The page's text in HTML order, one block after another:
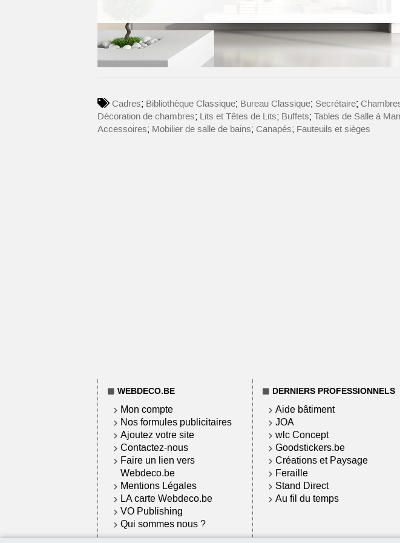
Cadres; Bibliothèque Classique; Bureau Classique; Secrétaire;
Décoration de chambres; Lits et Têtes de Lits; Buffets;Tables de Salle à
Accessoires; Mobilier de salle de bains;Canapés; Fauteuils et sièges
WEBDECO.BE
Mon compte
Nos formules publicitaires
Ajoutez votre site
Contactez-nous
Faire un lien vers
Webdeco.be
Mentions Légales
LA carte Webdeco.be
VO Publishing
Qui sommes nous ?
DERNIERS PROFESSIONNELS
Aide bâtiment
JOA
wlc Concept
Goodstickers.be
Créations et Paysage
Feraille
Stand Direct
Au fil du temps